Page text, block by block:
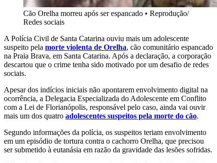
Cão Orelha morreu após ser espancado • Reprodução/
Redes sociais
A Polícia Civil de Santa Catarina ouviu mais um adolescente
suspeito pela morte violenta de Orelha, cão comunitário espancado
na Praia Brava, em Santa Catarina. Após a declaração, a corporação
descartou que o crime tenha sido motivado por um desafio de redes
sociais.
Apesar dos indícios iniciais não apontarem envolvimento digital na
ocorrência, a Delegacia Especializada do Adolescente em Conflito
com a Lei de Florianópolis, responsável pelo caso, ainda vai ouvir
mais um dos quatro adolescentes suspeitos pela morte do cão.
Segundo informações da polícia, os suspeitos teriam envolvimento
em um episódio de tortura contra o cachorro Orelha, que precisou
ser submetido à eutanásia em razão da gravidade das lesões sofridas.